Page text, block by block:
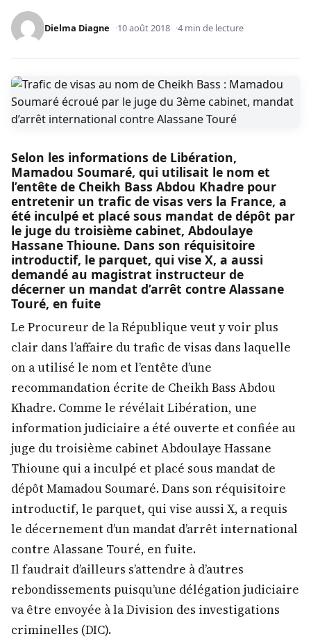
Dielma Diagne 10 août 2018 4 min de lecture
Selon les informations de Libération,
Mamadou Soumaré, qui utilisait le nom et
l’entête de Cheikh Bass Abdou Khadre pour
entretenir un trafic de visas vers la France, a
été inculpé et placé sous mandat de dépôt par
le juge du troisième cabinet, Abdoulaye
Hassane Thioune. Dans son réquisitoire
introductif, le parquet, qui vise X, a aussi
demandé au magistrat instructeur de
décerner un mandat d’arrêt contre Alassane
Touré, en fuite
Le Procureur de la République veut y voir plus
clair dans l’affaire du trafic de visas dans laquelle
on a utilisé le nom et l’entête d’une
recommandation écrite de Cheikh Bass Abdou
Khadre. Comme le révélait Libération, une
information judiciaire a été ouverte et confiée au
juge du troisième cabinet Abdoulaye Hassane
Thioune qui a inculpé et placé sous mandat de
dépôt Mamadou Soumaré. Dans son réquisitoire
introductif, le parquet, qui vise aussi X, a requis
le décernement d’un mandat d’arrêt international
contre Alassane Touré, en fuite.
Il faudrait d’ailleurs s’attendre à d’autres
rebondissements puisqu’une délégation judiciaire
va être envoyée à la Division des investigations
criminelles (DIC).